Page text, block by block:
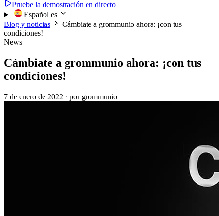
Pruebe la demostración en directo
Español es
Blog y noticias
Cámbiate a grommunio ahora: ¡con tus
condiciones!
News
Cámbiate a grommunio ahora: ¡con tus
condiciones!
7 de enero de 2022 · por grommunio